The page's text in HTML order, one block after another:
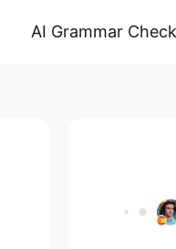
AI Grammar